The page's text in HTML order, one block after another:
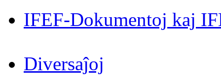
IFEF-Dokumentoj kaj
Diversaĵoj